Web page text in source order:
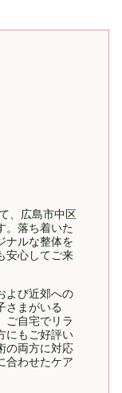
、広島市中区
。落ち着いた
ナルな整体を
安心してご来
よび近郊への
さまがいる
ご自宅でリラ
にもご好評い
の両方に対応
合わせたケア